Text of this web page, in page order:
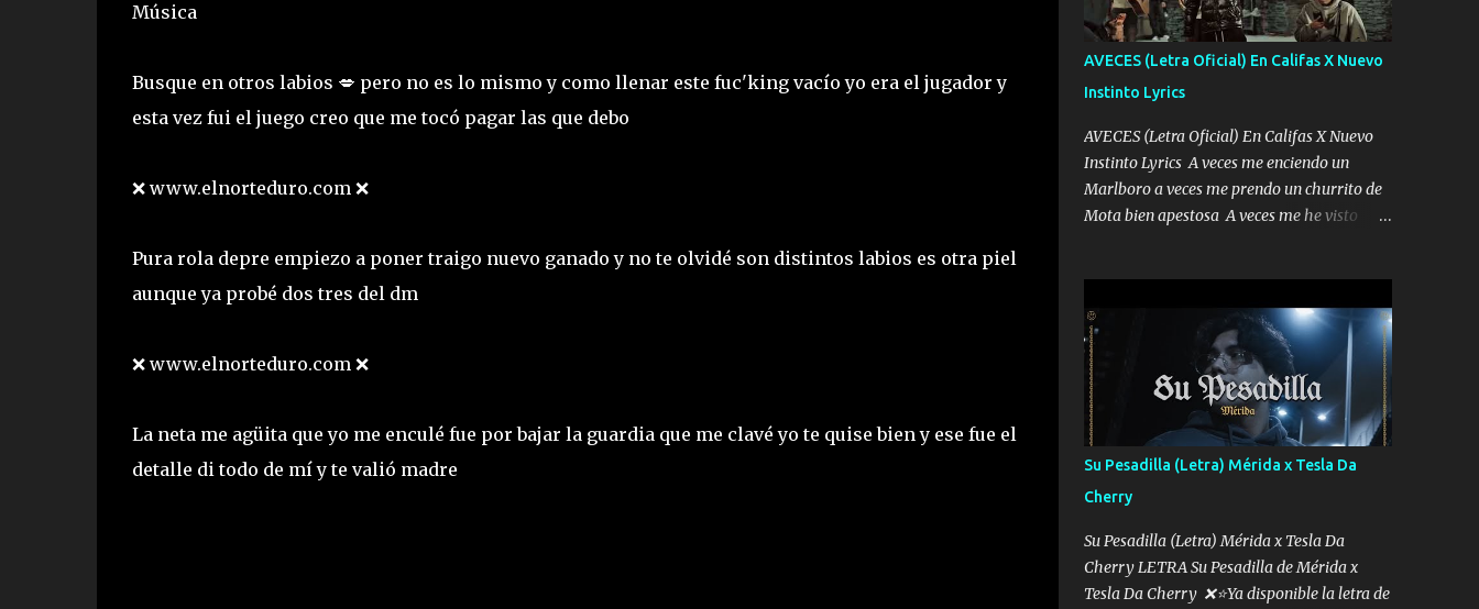
Música
Busque en otros labios 💋 pero no es lo mismo y como llenar este fuc'king vacío yo era el jugador y
esta vez fui el juego creo que me tocó pagar las que debo
❌ www.elnorteduro.com ❌
Pura rola depre empiezo a poner traigo nuevo ganado y no te olvidé son distintos labios es otra piel
aunque ya probé dos tres del dm
❌ www.elnorteduro.com ❌
La neta me agüita que yo me enculé fue por bajar la guardia que me clavé yo te quise bien y ese fue el
detalle di todo de mí y te valió madre
AVECES (Letra Oficial) En Califas X Nuevo
Instinto Lyrics
AVECES (Letra Oficial) En Califas X Nuevo
Instinto Lyrics A veces me enciendo un
Marlboro a veces me prendo un churrito de
Mota bien apestosa A veces me he visto
me mandó yo tengo el control a todos yo les
paro el dedo soy hocicon un malcriado un
malandrón Que Les importa no saben nada
falsas las risas las que me miran hay gente
corriente no quieren verte subir de level
trucha mis plebes Música A veces me pongo
un sombrero a veces me ven la cachucha de
lado con la mirada siempre en alto A veces
me fajó una super o a veces me fajó una
Glock siempre armado todas las
generaciones yo traigo El chiste es que hago
Su Pesadilla (Letra) Mérida x Tesla Da
Cherry
Su Pesadilla (Letra) Mérida x Tesla Da
Cherry LETRA Su Pesadilla de Mérida x
Tesla Da Cherry ❌⭐Ya disponible la letra de